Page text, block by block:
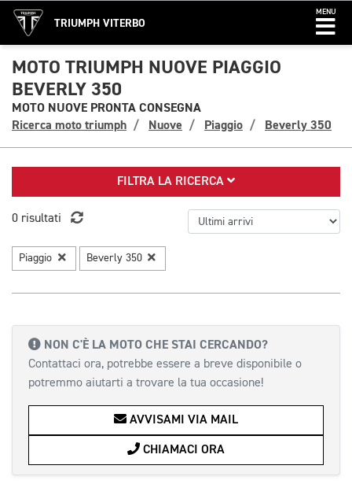
TRIUMPH VITERBO
MENU
MOTO TRIUMPH NUOVE PIAGGIO
BEVERLY 350
MOTO NUOVE PRONTA CONSEGNA
Ricerca moto triumph
Nuove Piaggio Beverly 350
FILTRA LA RICERCA
0 risultati
Piaggio Beverly 350
NON C'È LA MOTO CHE STAI CERCANDO?
Contattaci ora, potrebbe essere a breve disponibile o
potremmo aiutarti a trovare la tua occasione!
AVVISAMI VIA MAIL
CHIAMACI ORA